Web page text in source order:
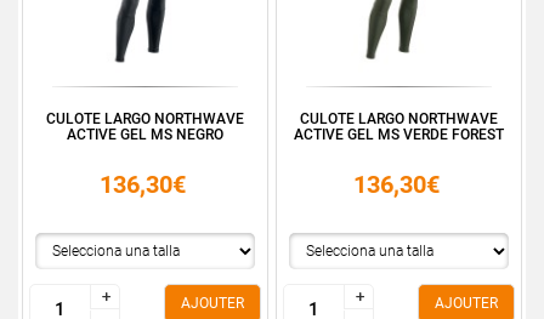
CULOTE LARGO NORTHWAVE
ACTIVE GEL MS NEGRO
136,30€
+
+
AJOUTER
CULOTE LARGO NORTHWAVE
ACTIVE GEL MS VERDE FOREST
136,30€
+
+
AJOUTER